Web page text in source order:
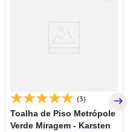
(3)
Toalha de Piso Metrópole
Verde Miragem - Karsten